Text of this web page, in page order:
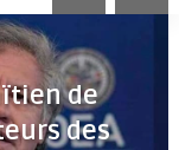
de
des